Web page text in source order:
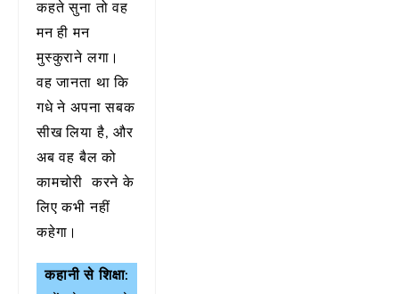
कहते सुना तो वह
मन ही मन
मुस्कुराने लगा।
वह जानता था कि
गधे ने अपना सबक
सीख लिया है, और
अब वह बैल को
कामचोरी करने के
लिए कभी नहीं
कहेगा।
कहानी से शिक्षा: